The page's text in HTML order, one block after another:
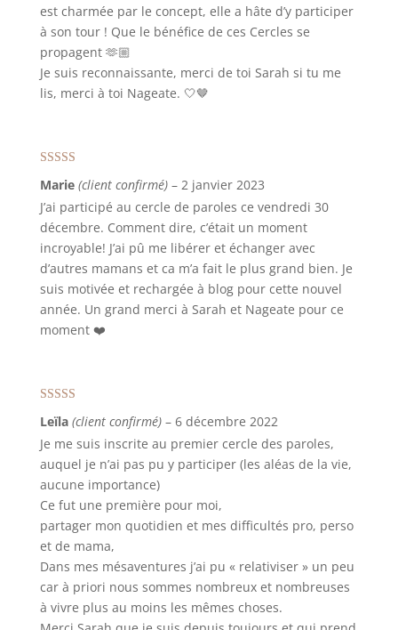
est charmée par le concept, elle a hâte d’y participer
à son tour ! Que le bénéfice de ces Cercles se
propagent 🫶🏼
Je suis reconnaissante, merci de toi Sarah si tu me
lis, merci à toi Nageate. 🤍🤎
Marie (client confirmé) – 2 janvier 2023
J’ai participé au cercle de paroles ce vendredi 30
décembre. Comment dire, c’était un moment
incroyable! J’ai pû me libérer et échanger avec
d’autres mamans et ca m’a fait le plus grand bien. Je
suis motivée et rechargée à blog pour cette nouvel
année. Un grand merci à Sarah et Nageate pour ce
moment ❤️
Leïla (client confirmé) – 6 décembre 2022
Je me suis inscrite au premier cercle des paroles,
auquel je n’ai pas pu y participer (les aléas de la vie,
aucune importance)
Ce fut une première pour moi,
partager mon quotidien et mes difficultés pro, perso
et de mama,
Dans mes mésaventures j’ai pu « relativiser » un peu
car à priori nous sommes nombreux et nombreuses
à vivre plus au moins les mêmes choses.